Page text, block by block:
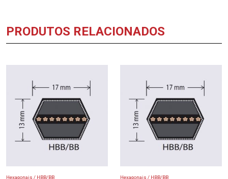
PRODUTOS RELACIONADOS
Hexagonais / HBB/BB Hexagonais / HBB/BB